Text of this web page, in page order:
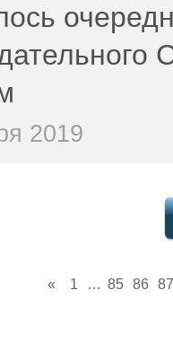
2019
« 1 … 85 86